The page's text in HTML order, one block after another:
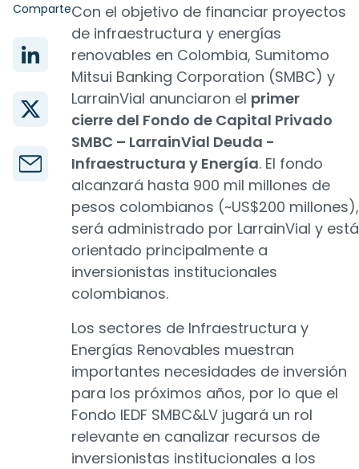
ComparteCon el objetivo de financiar proyectos
de infraestructura y energías
renovables en Colombia, Sumitomo
Mitsui Banking Corporation (SMBC) y
LarrainVial anunciaron el primer
cierre del Fondo de Capital Privado
SMBC – LarrainVial Deuda -
Infraestructura y Energía. El fondo
alcanzará hasta 900 mil millones de
pesos colombianos (~US$200 millones),
será administrado por LarrainVial y está
orientado principalmente a
inversionistas institucionales
colombianos.
Los sectores de Infraestructura y
Energías Renovables muestran
importantes necesidades de inversión
para los próximos años, por lo que el
Fondo IEDF SMBC&LV jugará un rol
relevante en canalizar recursos de
inversionistas institucionales a los